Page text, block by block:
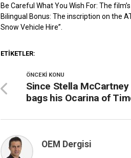
Be Careful What You Wish For: The
Bilingual Bonus: The inscription on the
Snow Vehicle Hire”.
ETIKETLER:
ÖNCEKI KONU
Since Stella McCartney
bags his Ocarina of
OEM Dergisi